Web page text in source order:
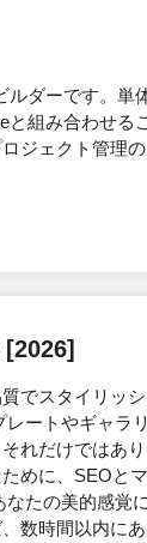
ダーです。単
組み合わせる
ジェクト管理
でスタイリッ
ートやギャラ
れだけではあ
めに、SEOと
たの美的感覚
数時間以内に